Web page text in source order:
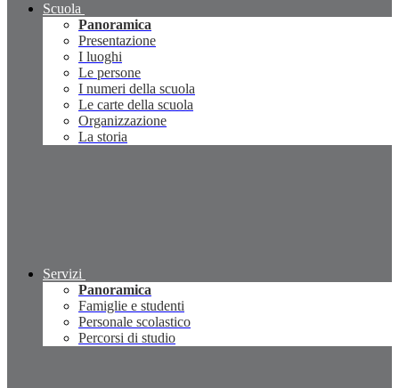
Scuola
Panoramica
Presentazione
I luoghi
Le persone
I numeri della scuola
Le carte della scuola
Organizzazione
La storia
Servizi
Panoramica
Famiglie e studenti
Personale scolastico
Percorsi di studio